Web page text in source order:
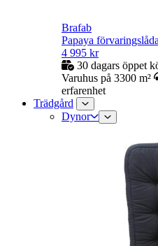
Brafab
Papaya
4 995 kr
30 dagars öppet
Varuhus på 3300 m²
erfarenhet
Trädgård
Dynor